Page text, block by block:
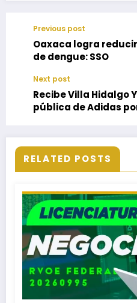
Previous post
Oaxaca logra
de dengue: SSO
Next post
Recibe Villa Hidalgo
pública de Adidas
RELATED POSTS